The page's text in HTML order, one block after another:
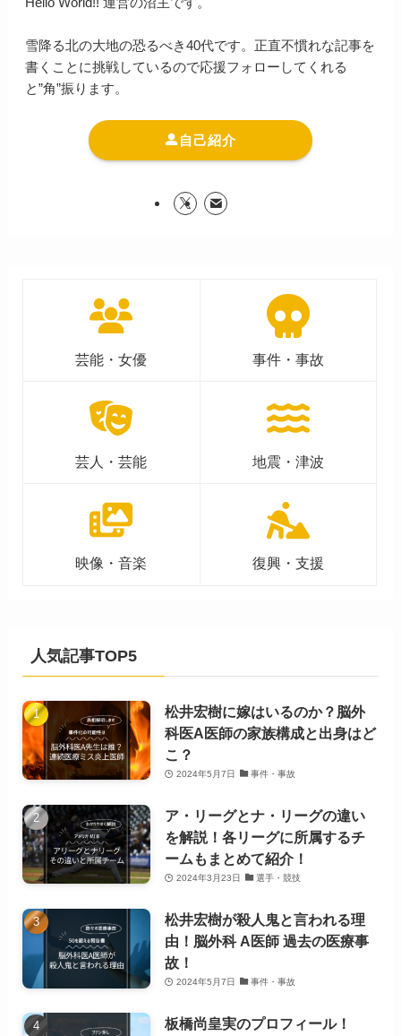
雪降る北の大地の恐るべき40代です。正直不慣れな記事を
書くことに挑戦しているので応援フォローしてくれる
と”角”振ります。
自己紹介
芸能・女優 事件・事故
芸人・芸能 地震・津波
映像・音楽 復興・支援
人気記事TOP5
松井宏樹に嫁はいるのか？脳外
科医A医師の家族構成と出身はど
こ？
2024年5月7日 事件・事故
ア・リーグとナ・リーグの違い
を解説！各リーグに所属するチ
ームもまとめて紹介！
2024年3月23日 選手・競技
松井宏樹が殺人鬼と言われる理
由！脳外科 A医師 過去の医療事
故！
2024年5月7日 事件・事故
板橋尚皇実のプロフィール！